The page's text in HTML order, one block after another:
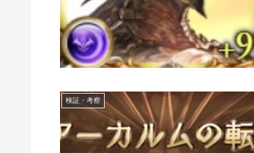
検証・考察